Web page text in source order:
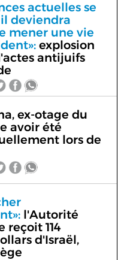
actuelles se
deviendra
mener une vie
explosion
antijuifs
ex-otage du
avoir été
lors de
l'Autorité
reçoit 114
d'Israël,